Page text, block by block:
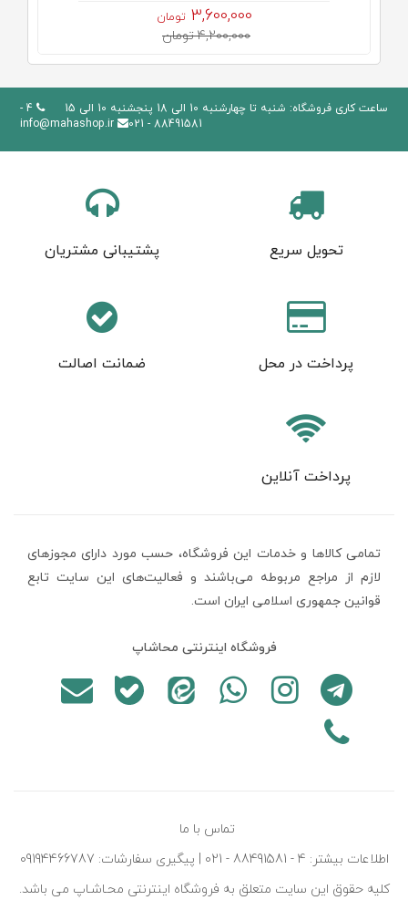
3,600,000 تومان
4,200,000 تومان
ساعت کاری فروشگاه: شنبه تا چهارشنبه 10 الی 18 پنجشنبه 10 الی 15
4 -
88491581 - 021
info@mahashop.ir
تحویل سریع پشتیبانی مشتریان
پرداخت در محل ضمانت اصالت
پرداخت آنلاین
تمامی كالاها و خدمات اين فروشگاه، حسب مورد دارای مجوزهای
لازم از مراجع مربوطه می‌باشند و فعاليت‌های اين سايت تابع
قوانين جمهوری اسلامی ایران است.
فروشگاه اینترنتی محاشاپ
تماس با ما
اطلاعات بیشتر: 4 - 88491581 - 021 | پیگیری سفارشات: 09194466787
کليه حقوق اين سايت متعلق به فروشگاه اينترنتی محـاشـاپ می باشد.